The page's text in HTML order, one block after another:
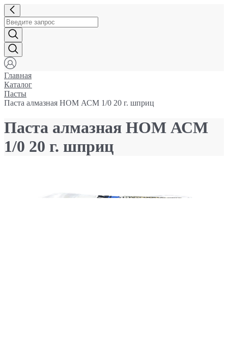
Главная
Каталог
Пасты
Паста алмазная НОМ АСМ 1/0 20 г. шприц
Паста алмазная НОМ АСМ
1/0 20 г. шприц